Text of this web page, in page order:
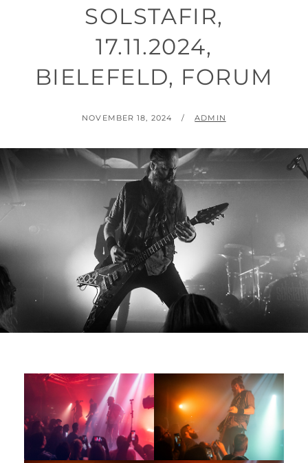
SOLSTAFIR,
17.11.2024,
BIELEFELD, FORUM
POSTED
NOVEMBER 18, 2024 BY
ADMIN